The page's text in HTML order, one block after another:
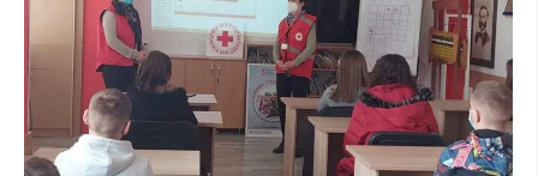
МЕЃУНАРОДНА СОРАБОТКА
ЗНАЧЕЊЕ НА СЛУЖБАТА ЗА БАРАЊЕ
ФОРМУЛАРИ ЗА БАРАЊА
ЗДРАВСТВЕНО ПРЕВЕНТИВНА ДЕЈНОСТ